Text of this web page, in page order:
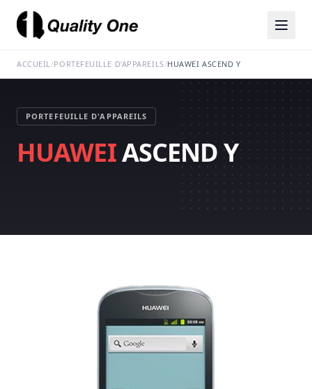
ACCUEIL/PORTEFEUILLE D'APPAREILS/HUAWEI ASCEND Y
PORTEFEUILLE D'APPAREILS
HUAWEIASCEND Y